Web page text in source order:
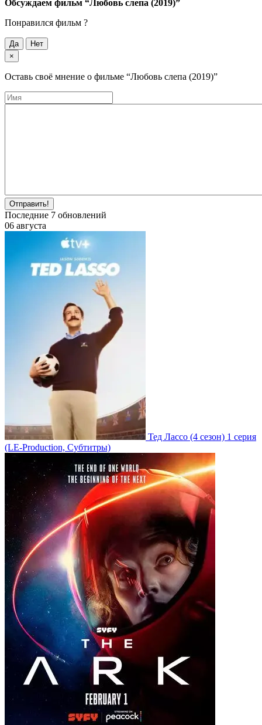
Обсуждаем фильм “Любовь слепа (2019)”
Понравился фильм ?
Да
Нет
×
Оставь своё мнение о фильме “Любовь слепа (2019)”
Отправить!
Последние 7 обновлений
06 августа
Тед Лассо (4 сезон) 1 серия
(LE-Production, Субтитры)